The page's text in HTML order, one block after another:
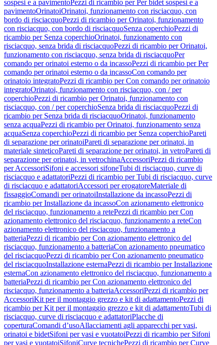
sospesi e a pavimentoPezzi di ricambio per Per bidet sospesi e a
pavimentoOrinatoiOrinatoi, funzionamento con risciacquo, con
bordo di risciacquoPezzi di ricambio per Orinatoi, funzionamento
con risciacquo, con bordo di risciacquoSenza coperchioPezzi di
ricambio per Senza coperchioOrinatoi, funzionamento con
risciacquo, senza brida di risciacquoPezzi di ricambio per Orinatoi,
funzionamento con risciacquo, senza brida di risciacquoPer
comando per orinatoi esterno o da incassoPezzi di ricambio per Per
comando per orinatoi esterno o da incassoCon comando per
orinatoio integratoPezzi di ricambio per Con comando per orinatoio
integratoOrinatoi, funzionamento con risciacquo, con / per
coperchioPezzi di ricambio per Orinatoi, funzionamento con
risciacquo, con / per coperchioSenza brida di risciacquoPezzi di
ricambio per Senza brida di risciacquoOrinatoi, funzionamento
senza acquaPezzi di ricambio per Orinatoi, funzionamento senza
acquaSenza coperchioPezzi di ricambio per Senza coperchioPareti
di separazione per orinatoiPareti di separazione per orinatoi, in
materiale sinteticoPareti di separazione per orinatoi, in vetroPareti di
separazione per orinatoi, in vetrochinaAccessoriPezzi di ricambio
per AccessoriSifoni e accessori sifoneTubi di risciacquo, curve di
risciacquo e adattatoriPezzi di ricambio per Tubi di risciacquo, curve
di risciacquo e adattatoriAccessori per erogatoreMateriale di
fissaggioComandi per orinatoiInstallazione da incassoPezzi di
ricambio per Installazione da incassoCon azionamento elettronico
del risciacquo, funzionamento a retePezzi di ricambio per Con
azionamento elettronico del risciacquo, funzionamento a reteCon
azionamento elettronico del risciacquo, funzionamento a
batteriaPezzi di ricambio per Con azionamento elettronico del
risciacquo, funzionamento a batteriaCon azionamento pneumatico
del risciacquoPezzi di ricambio per Con azionamento pneumatico
del risciacquoInstallazione esternaPezzi di ricambio per Installazione
esternaCon azionamento elettronico del risciacquo, funzionamento a
batteriaPezzi di ricambio per Con azionamento elettronico del
risciacquo, funzionamento a batteriaAccessoriPezzi di ricambio per
AccessoriKit per il montaggio grezzo e kit di adattamentoPezzi di
ricambio per Kit per il montaggio grezzo e kit di adattamentoTubi di
risciacquo, curve di risciacquo e adattatoriPlacche di
coperturaComandi d’usoAllacciamenti agli apparecchi per vasi,
orinatoi e bidetSifoni per vasi e vuotatoiPezzi di ricambio per Sifoni
per vasi e vuotatoiSifoniCurve tecnichePezzi di ricambio per Curve